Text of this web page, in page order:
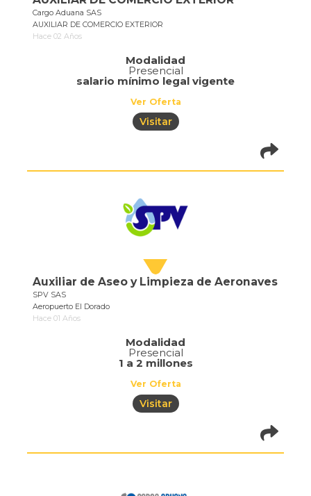
Cargo Aduana SAS
AUXILIAR DE COMERCIO EXTERIOR
Hace 02 Años
Modalidad
Presencial
salario mínimo legal vigente
Ver Oferta
Visitar
of=686
Auxiliar de Aseo y Limpieza de Aeronaves
SPV SAS
Aeropuerto El Dorado
Hace 01 Años
Modalidad
Presencial
1 a 2 millones
Ver Oferta
Visitar